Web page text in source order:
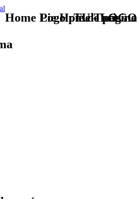
TU - LOGO
Home Logo pie de página
Pie Home Turismo